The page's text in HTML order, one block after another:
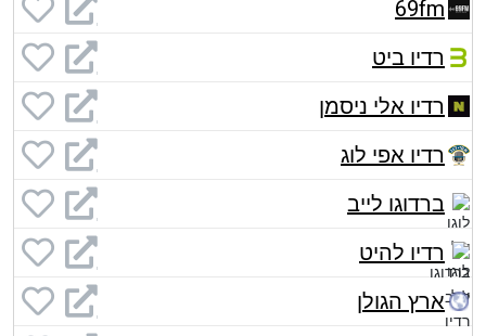
69fm
רדיו ביט
רדיו אלי ניסמן
רדיו אפי לוג
ברדוגו לייב
רדיו להיט
ארץ הגולן